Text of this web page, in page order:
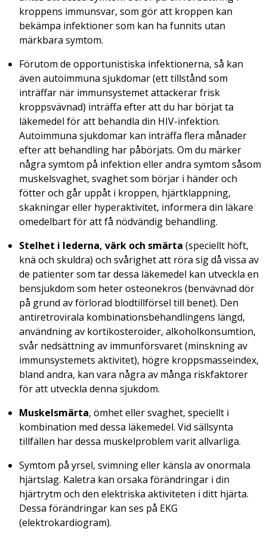
kroppens immunsvar, som gör att kroppen kan
bekämpa infektioner som kan ha funnits utan
märkbara symtom.
Förutom de opportunistiska infektionerna, så kan
även autoimmuna sjukdomar (ett tillstånd som
inträffar när immunsystemet attackerar frisk
kroppsvävnad) inträffa efter att du har börjat ta
läkemedel för att behandla din HIV-infektion.
Autoimmuna sjukdomar kan inträffa flera månader
efter att behandling har påbörjats. Om du märker
några symtom på infektion eller andra symtom såsom
muskelsvaghet, svaghet som börjar i händer och
fötter och går uppåt i kroppen, hjärtklappning,
skakningar eller hyperaktivitet, informera din läkare
omedelbart för att få nödvändig behandling.
Stelhet i lederna, värk och smärta (speciellt höft,
knä och skuldra) och svårighet att röra sig då vissa av
de patienter som tar dessa läkemedel kan utveckla en
bensjukdom som heter osteonekros (benvävnad dör
på grund av förlorad blodtillförsel till benet). Den
antiretrovirala kombinationsbehandlingens längd,
användning av kortikosteroider, alkoholkonsumtion,
svår nedsättning av immunförsvaret (minskning av
immunsystemets aktivitet), högre kroppsmasseindex,
bland andra, kan vara några av många riskfaktorer
för att utveckla denna sjukdom.
Muskelsmärta, ömhet eller svaghet, speciellt i
kombination med dessa läkemedel. Vid sällsynta
tillfällen har dessa muskelproblem varit allvarliga.
Symtom på yrsel, svimning eller känsla av onormala
hjärtslag. Kaletra kan orsaka förändringar i din
hjärtrytm och den elektriska aktiviteten i ditt hjärta.
Dessa förändringar kan ses på EKG
(elektrokardiogram).